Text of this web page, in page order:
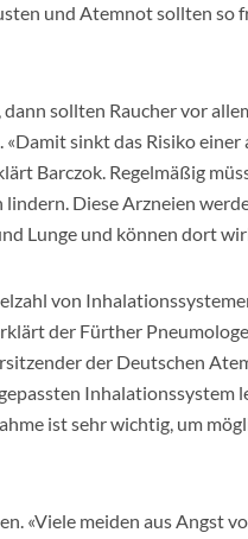
und Atemnot sollten so
sollten Raucher vor
sinkt das Risiko
Barczok. Regelmäßig
Diese Arzneien
Lunge und können dort
von
der Fürther
der Deutschen
Inhalationssystem
ist sehr wichtig, um
«Viele meiden aus Angst